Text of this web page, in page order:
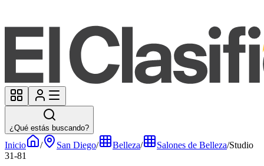
¿Qué estás buscando?
Inicio / San Diego/ Belleza/ Salones de Belleza/Studio
31-81